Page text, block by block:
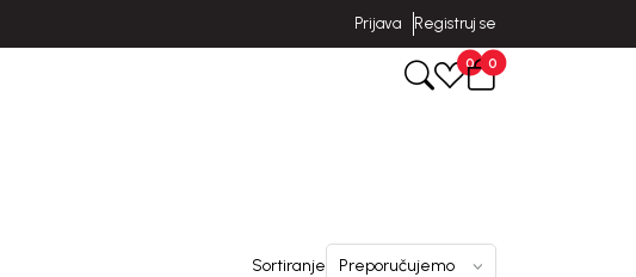
Prijava Registruj se
0 0
Sortiranje